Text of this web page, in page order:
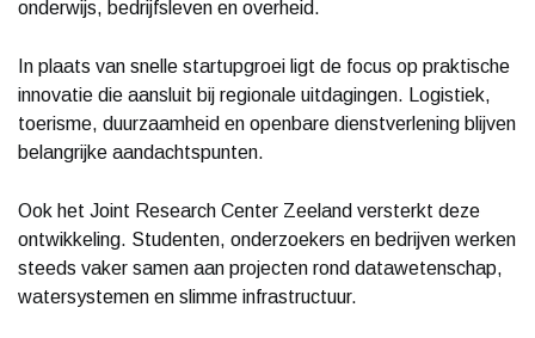
onderwijs, bedrijfsleven en overheid.
In plaats van snelle startupgroei ligt de focus op praktische
innovatie die aansluit bij regionale uitdagingen. Logistiek,
toerisme, duurzaamheid en openbare dienstverlening blijven
belangrijke aandachtspunten.
Ook het Joint Research Center Zeeland versterkt deze
ontwikkeling. Studenten, onderzoekers en bedrijven werken
steeds vaker samen aan projecten rond datawetenschap,
watersystemen en slimme infrastructuur.